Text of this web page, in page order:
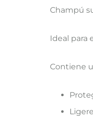
​Champú
Ideal para
Contiene